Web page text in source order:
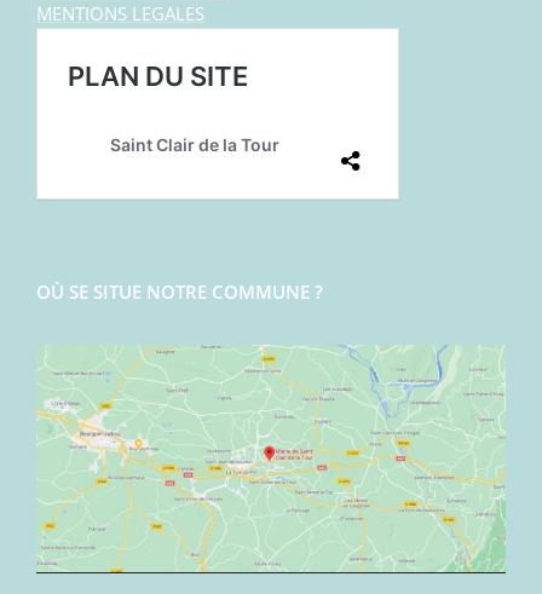
MENTIONS LEGALES
OÙ SE SITUE NOTRE COMMUNE ?